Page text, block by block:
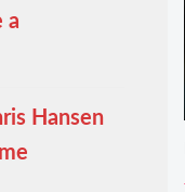
a
Hansen